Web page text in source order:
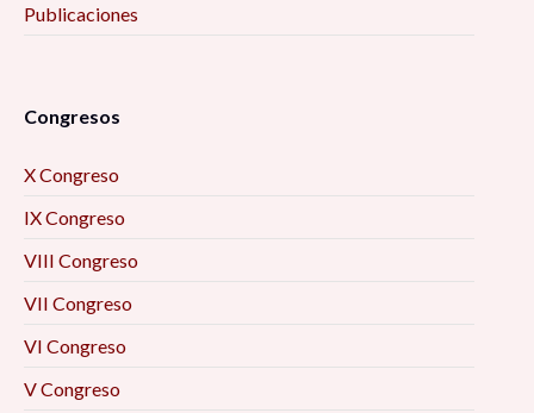
Publicaciones
Congresos
X Congreso
IX Congreso
VIII Congreso
VII Congreso
VI Congreso
V Congreso